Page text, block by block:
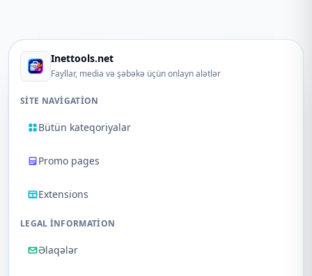
Inettools.net
Fayllar, media və şəbəkə üçün onlayn alətlər
SITE NAVIGATION
Bütün kateqoriyalar
Promo pages
Extensions
LEGAL INFORMATION
Əlaqələr